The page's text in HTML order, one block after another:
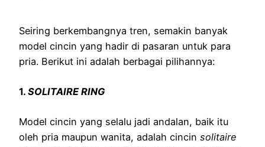
Seiring berkembangnya tren, semakin banyak
model cincin yang hadir di pasaran untuk para
pria. Berikut ini adalah berbagai pilihannya:
1. SOLITAIRE RING
Model cincin yang selalu jadi andalan, baik itu
oleh pria maupun wanita, adalah cincin solitaire